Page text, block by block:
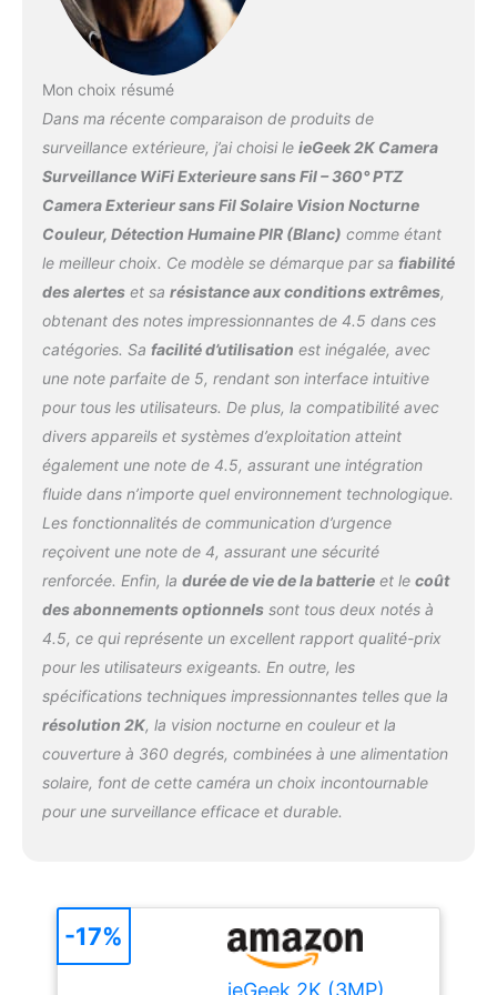
client professionnel 7j/7
week-end. Des mises à
jour OTA gratuites
améliorent régulièrement
caméra, qui devient plus
intelligente au fil du
temps.
de nuit: Avec un filtre
Smart Chip et ICR intégré,
nuit. Il est équipé d'une
lumière de remplissage et
d'un capteur de détection
humaine PIR, ce qui lui
avec précision les
humains et les animaux.
Enregistrement de
boucle: prise en charge
jusqu'à 128 Go (non
incluse) avec les
capacités de stockage
cloud, cet appareil photo
comprend un
enregistrement de
boucle. Lorsque le
stockage se remplit, il
écrase automatiquement
ce qui le rend idéal pour
une utilisation dans les
supermarchés, les
ménages ordinaires, les
intègre une toute nouvelle
puce BC qui porte le
même en cas de faible
luminosité. Grâce à la
technologie WiFi 6 et à
puissance de 5 dBi, la
connexion réseau est
plus stable, la couverture
plus étendue et le débit
élevé.
【Détection
Intelligente PIR&Alerte】
L'algorithme de détection
intelligente PIR identifie
mouvements humains,
avec 10 niveaux de
réglage de sensibilité,
réduisant le taux de
fausses alertes de 90%.
suspecte est détectée, la
camera exterieur sans fil
solaire déclenche
automatiquement l'alerte
et les voyants
d'avertissement, et
envoie une notification
d'alerte sur votre
smartphone en moins
fuir les intrus en panique.
wifi solaire est équipée
d'une vision nocturne
couleur à niveau étoilé,
capable de basculer
Mon choix résumé
Dans ma récente comparaison de produits de
surveillance extérieure, j’ai choisi le ieGeek 2K Camera
Surveillance WiFi Exterieure sans Fil – 360° PTZ
Camera Exterieur sans Fil Solaire Vision Nocturne
Couleur, Détection Humaine PIR (Blanc) comme étant
le meilleur choix. Ce modèle se démarque par sa fiabilité
des alerteset sa résistance aux conditions extrêmes,
obtenant des notes impressionnantes de 4.5 dans ces
catégories. Sa facilité d’utilisation est inégalée, avec
une note parfaite de 5, rendant son interface intuitive
pour tous les utilisateurs. De plus, la compatibilité avec
divers appareils et systèmes d’exploitation atteint
également une note de 4.5, assurant une intégration
fluide dans n’importe quel environnement technologique.
Les fonctionnalités de communication d’urgence
reçoivent une note de 4, assurant une sécurité
renforcée. Enfin, la durée de vie de la batterieet le coût
des abonnements optionnelssont tous deux notés à
4.5, ce qui représente un excellent rapport qualité-prix
pour les utilisateurs exigeants. En outre, les
spécifications techniques impressionnantes telles que la
résolution 2K, la vision nocturne en couleur et la
couverture à 360 degrés, combinées à une alimentation
solaire, font de cette caméra un choix incontournable
pour une surveillance efficace et durable.
ieGeek 2K (3MP)
-17%